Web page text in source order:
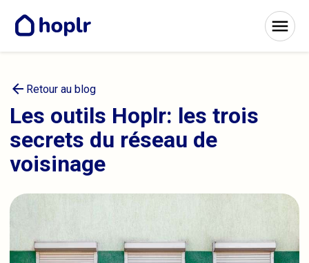
arrow_back Retour au blog
Les outils Hoplr: les trois
secrets du réseau de
voisinage